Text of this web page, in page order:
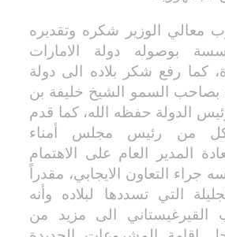
معالي الوزير شكره وتقديره
بوصوله دولة الامارات
كما رفع شكر بلاده الى دولة
بصاحب السمو الشيخ خليفة بن
الدولة حفظه الله، كما قدم
كل من رئيس مجلس أمناء
المدير العام على الاهتمام
جراء التعاون الايجابي، مقدراً
التي تسددها لبلاده وأنه
القيرغيستاني الى مزيد من